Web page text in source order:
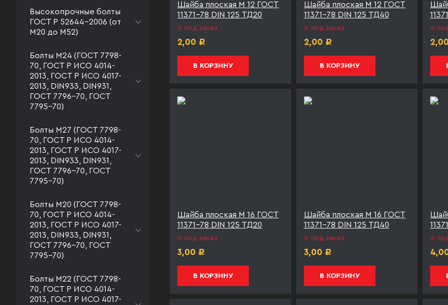
Высокопрочные болты
ГОСТ Р 52644-2006 (от
М20 до М52)
Болты М24 (ГОСТ 7798-
70, ГОСТ Р ИСО 4014-
2013, ГОСТ Р ИСО 4017-
2013, DIN933, DIN931,
ГОСТ 7796-70, ГОСТ
7795-70)
Болты М27 (ГОСТ 7798-
70, ГОСТ Р ИСО 4014-
2013, ГОСТ Р ИСО 4017-
2013, DIN933, DIN931,
ГОСТ 7796-70, ГОСТ
7795-70)
Болты М20 (ГОСТ 7798-
70, ГОСТ Р ИСО 4014-
2013, ГОСТ Р ИСО 4017-
2013, DIN933, DIN931,
ГОСТ 7796-70, ГОСТ
7795-70)
Болты М22 (ГОСТ 7798-
70, ГОСТ Р ИСО 4014-
2013, ГОСТ Р ИСО 4017-
Шайба плоская М 12 ГОСТ
11371-78 DIN 125 ТД20
под заказ
2,00 Р
В КОРЗИНУ
Шайба плоская М 12 ГОСТ
11371-78 DIN 125 ТД40
под заказ
2,00 Р
В КОРЗИНУ
2,00
Шайба плоская М 16 ГОСТ
11371-78 DIN 125 ТД20
под заказ
3,00 Р
В КОРЗИНУ
Шайба плоская М 16 ГОСТ
11371-78 DIN 125 ТД40
под заказ
3,00 Р
В КОРЗИНУ